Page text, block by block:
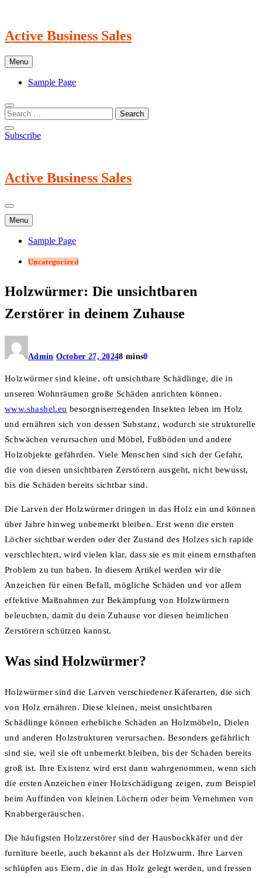
content
Active Business Sales
Menu
Sample Page
Subscribe
Active Business Sales
Menu
Sample Page
Uncategorized
Holzwürmer: Die unsichtbaren
Zerstörer in deinem Zuhause
Admin October 27, 20248 mins0
Holzwürmer sind kleine, oft unsichtbare Schädlinge, die in
unseren Wohnräumen große Schäden anrichten können.
www.shashel.eu besorgniserregenden Insekten leben im Holz
und ernähren sich von dessen Substanz, wodurch sie strukturelle
Schwächen verursachen und Möbel, Fußböden und andere
Holzobjekte gefährden. Viele Menschen sind sich der Gefahr,
die von diesen unsichtbaren Zerstörern ausgeht, nicht bewusst,
bis die Schäden bereits sichtbar sind.
Die Larven der Holzwürmer dringen in das Holz ein und können
über Jahre hinweg unbemerkt bleiben. Erst wenn die ersten
Löcher sichtbar werden oder der Zustand des Holzes sich rapide
verschlechtert, wird vielen klar, dass sie es mit einem ernsthaften
Problem zu tun haben. In diesem Artikel werden wir die
Anzeichen für einen Befall, mögliche Schäden und vor allem
effektive Maßnahmen zur Bekämpfung von Holzwürmern
beleuchten, damit du dein Zuhause vor diesen heimlichen
Zerstörern schützen kannst.
Was sind Holzwürmer?
Holzwürmer sind die Larven verschiedener Käferarten, die sich
von Holz ernähren. Diese kleinen, meist unsichtbaren
Schädlinge können erhebliche Schäden an Holzmöbeln, Dielen
und anderen Holzstrukturen verursachen. Besonders gefährlich
sind sie, weil sie oft unbemerkt bleiben, bis der Schaden bereits
groß ist. Ihre Existenz wird erst dann wahrgenommen, wenn sich
die ersten Anzeichen einer Holzschädigung zeigen, zum Beispiel
beim Auffinden von kleinen Löchern oder beim Vernehmen von
Knabbergeräuschen.
Die häufigsten Holzzerstörer sind der Hausbockkäfer und der
furniture beetle, auch bekannt als der Holzwurm. Ihre Larven
schlüpfen aus Eiern, die in das Holz gelegt werden, und fressen